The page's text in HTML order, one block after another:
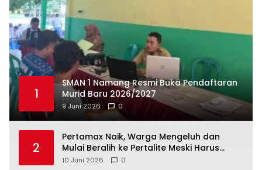
1
SMAN 1 Namang Resmi Buka Pendaftaran
Murid Baru 2026/2027
9 Juni 2026 0
2
‎Pertamax Naik, Warga Mengeluh dan
Mulai Beralih ke Pertalite Meski Harus
10 Juni 2026 0